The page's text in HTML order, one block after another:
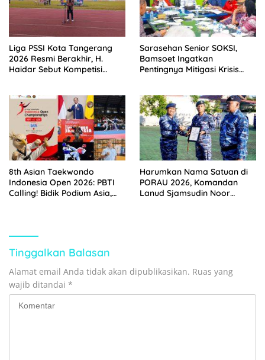
Liga PSSI Kota Tangerang
2026 Resmi Berakhir, H.
Haidar Sebut Kompetisi
Sarasehan Senior SOKSI,
Bamsoet Ingatkan
Pentingnya Mitigasi Krisis
8th Asian Taekwondo
Indonesia Open 2026: PBTI
Calling! Bidik Podium Asia,
Tampubolon
Harumkan Nama Satuan di
PORAU 2026, Komandan
Lanud Sjamsudin Noor
Tinggalkan Balasan
Alamat email Anda tidak akan dipublikasikan. Ruas yang
wajib ditandai *